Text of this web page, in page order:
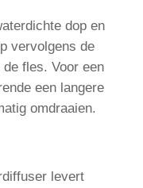
dop en
vervolgens de
fles. Voor een
een langere
omdraaien.
levert